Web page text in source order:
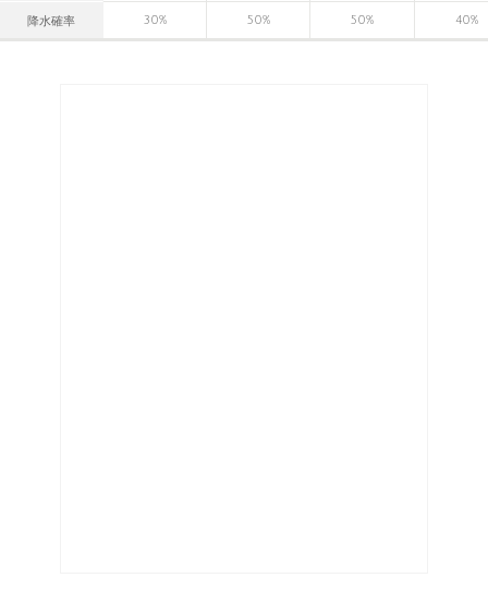
降水確率 30% 50% 50% 40%